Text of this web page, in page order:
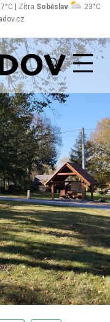
| Zítra Soběslav 23°C